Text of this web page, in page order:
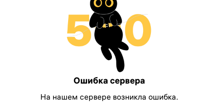
Ошибка сервера
На нашем сервере возникла ошибка.